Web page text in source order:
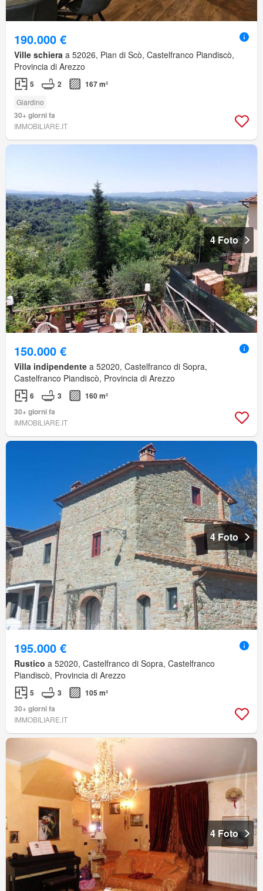
190.000 €
Ville schiera a 52026, Pian di Scò, Castelfranco Piandiscò,
Provincia di Arezzo
5 2 167 m²
Giardino
30+ giorni fa
IMMOBILIARE.IT
4 Foto
150.000 €
Villa indipendente a 52020, Castelfranco di Sopra,
Castelfranco Piandiscò, Provincia di Arezzo
6 3
160 m²
30+ giorni fa
IMMOBILIARE.IT
4 Foto
195.000 €
Rustico a 52020, Castelfranco di Sopra, Castelfranco
Piandiscò, Provincia di Arezzo
5 3
105 m²
30+ giorni fa
IMMOBILIARE.IT
4 Foto